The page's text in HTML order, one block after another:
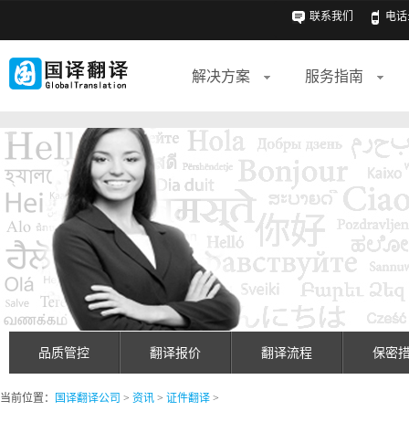
联系我们 电话
解决方案 服务指南
品质管控 翻译报价 翻译流程 保密
当前位置： 国译翻译公司 > 资讯 > 证件翻译 >